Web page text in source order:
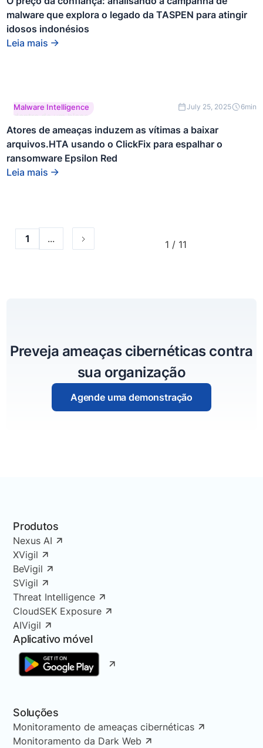
malware que explora o legado da TASPEN para atingir
idosos indonésios
Leia mais
Este é um texto
dentro de um bloco
div.
Malware Intelligence July 25, 2025 6min
Atores de ameaças induzem as vítimas a baixar
arquivos.HTA usando o ClickFix para espalhar o
ransomware Epsilon Red
Leia mais
1 ... 1 / 11
Preveja ameaças cibernéticas contra
sua organização
Agende uma demonstração
Produtos
Nexus AI
XVigil
BeVigil
SVigil
Threat Intelligence
CloudSEK Exposure
AIVigil
Aplicativo móvel
Soluções
Monitoramento de ameaças cibernéticas
Monitoramento da Dark Web